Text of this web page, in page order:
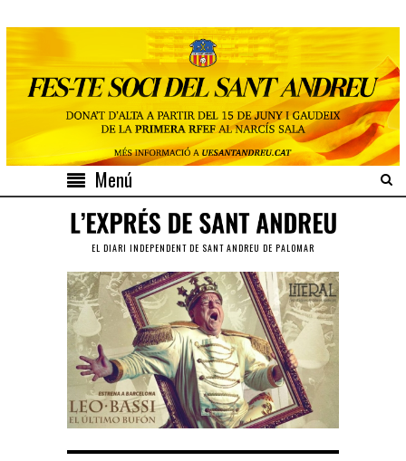
Menú
EL DIARI INDEPENDENT DE SANT ANDREU DE PALOMAR